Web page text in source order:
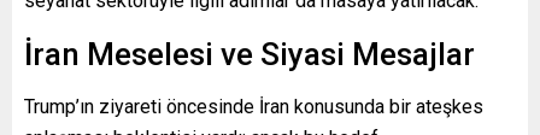
İran Meselesi ve Siyasi Mesajlar
Trump’ın ziyareti öncesinde İran konusunda bir ateşkes